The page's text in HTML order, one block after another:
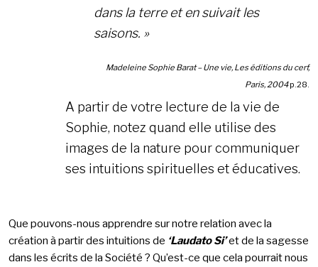
dans la terre et en suivait les
saisons. »
Madeleine Sophie Barat – Une vie, Les éditions du cerf,
Paris, 2004p.28.
A partir de votre lecture de la vie de
Sophie, notez quand elle utilise des
images de la nature pour communiquer
ses intuitions spirituelles et éducatives.
Que pouvons-nous apprendre sur notre relation avec la
création à partir des intuitions de ‘Laudato Si’et de la sagesse
dans les écrits de la Société ? Qu’est-ce que cela pourrait nous